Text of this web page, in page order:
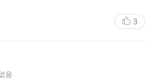
내추럴한 느낌으로 잘 맞아요. 건강한
두껍지 않게 밀착력도 괜찮습니다. 가
3
음